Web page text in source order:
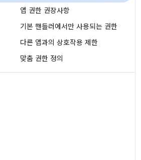
앱 권한 권장사항
기본 핸들러에서만 사용되는 권한
다른 앱과의 상호작용 제한
맞춤 권한 정의